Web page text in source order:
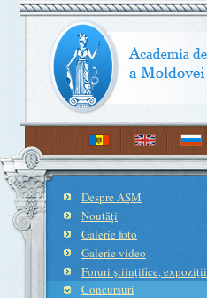
Despre AŞM
Noutăţi
Galerie foto
Galerie video
Foruri ştiinţifice, expoziţii
Concursuri